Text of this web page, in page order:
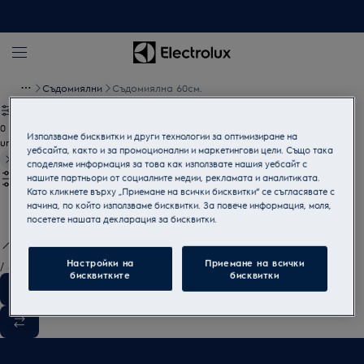
Съдомиялни Съдомиялна 60см.
0
undefined
/ 3
Използваме бисквитки и други технологии за оптимизиране на
уебсайта, както и за промоционални и маркетингови цели. Също така
споделяме информация за това как използвате нашия уебсайт с
нашите партньори от социалните медии, рекламата и аналитиката.
Като кликнете върху „Приемане на всички бисквитки“ се съгласявате с
начина, по който използваме бисквитки. За повече информация, моля,
посетете нашата декларация за бисквитки.
Настройки на
бисквитките
Приемане на всички
бисквитки